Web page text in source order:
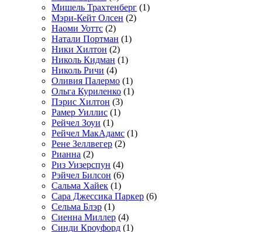
Мишель Трахтенберг (1)
Мэри-Кейт Олсен (2)
Наоми Уоттс (2)
Натали Портман (1)
Ники Хилтон (2)
Николь Кидман (1)
Николь Ричи (4)
Оливия Палермо (1)
Ольга Куриленко (1)
Пэрис Хилтон (3)
Рамер Уиллис (1)
Рейчел Зоуи (1)
Рейчел МакАдамс (1)
Рене Зеллвегер (2)
Рианна (2)
Риз Уизерспун (4)
Рэйчел Билсон (6)
Сальма Хайек (1)
Сара Джессика Паркер (6)
Сельма Блэр (1)
Сиенна Миллер (4)
Синди Кроуфорд (1)